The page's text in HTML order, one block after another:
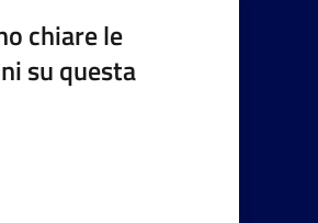
chiare le
su questa